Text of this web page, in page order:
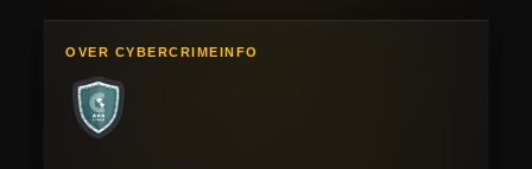
OVER CYBERCRIMEINFO